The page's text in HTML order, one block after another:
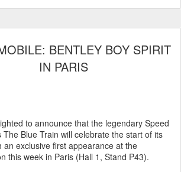
BENTLEY BOY SPIRIT
IN PARIS
to announce that the legendary Speed
The Blue Train will celebrate the start of its
an exclusive first appearance at the
this week in Paris (Hall 1, Stand P43).